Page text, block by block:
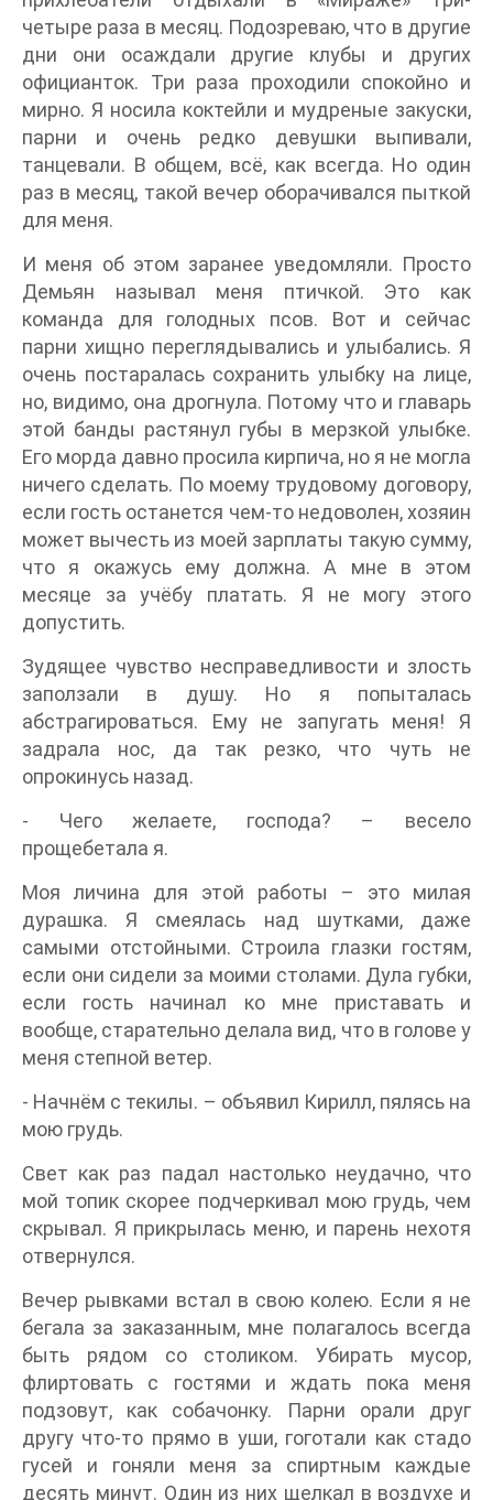
четыре раза в месяц. Подозреваю, что в другие
дни они осаждали другие клубы и других
официанток. Три раза проходили спокойно и
мирно. Я носила коктейли и мудреные закуски,
парни и очень редко девушки выпивали,
танцевали. В общем, всё, как всегда. Но один
раз в месяц, такой вечер оборачивался пыткой
для меня.
И меня об этом заранее уведомляли. Просто
Демьян называл меня птичкой. Это как
команда для голодных псов. Вот и сейчас
парни хищно переглядывались и улыбались. Я
очень постаралась сохранить улыбку на лице,
но, видимо, она дрогнула. Потому что и главарь
этой банды растянул губы в мерзкой улыбке.
Его морда давно просила кирпича, но я не могла
ничего сделать. По моему трудовому договору,
если гость останется чем-то недоволен, хозяин
может вычесть из моей зарплаты такую сумму,
что я окажусь ему должна. А мне в этом
месяце за учёбу платать. Я не могу этого
допустить.
Зудящее чувство несправедливости и злость
заползали в душу. Но я попыталась
абстрагироваться. Ему не запугать меня! Я
задрала нос, да так резко, что чуть не
опрокинусь назад.
- Чего желаете, господа? – весело
прощебетала я.
Моя личина для этой работы – это милая
дурашка. Я смеялась над шутками, даже
самыми отстойными. Строила глазки гостям,
если они сидели за моими столами. Дула губки,
если гость начинал ко мне приставать и
вообще, старательно делала вид, что в голове у
меня степной ветер.
- Начнём с текилы. – объявил Кирилл, пялясь на
мою грудь.
Свет как раз падал настолько неудачно, что
мой топик скорее подчеркивал мою грудь, чем
скрывал. Я прикрылась меню, и парень нехотя
отвернулся.
Вечер рывками встал в свою колею. Если я не
бегала за заказанным, мне полагалось всегда
быть рядом со столиком. Убирать мусор,
флиртовать с гостями и ждать пока меня
подзовут, как собачонку. Парни орали друг
другу что-то прямо в уши, гоготали как стадо
гусей и гоняли меня за спиртным каждые
десять минут. Один из них щелкал в воздухе и